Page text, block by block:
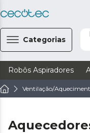
Categorias
Robôs Aspiradores
Ventilação/